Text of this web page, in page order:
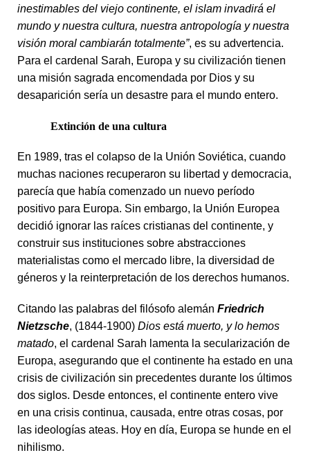
inestimables del viejo continente, el islam invadirá el
mundo y nuestra cultura, nuestra antropología y nuestra
visión moral cambiarán totalmente”, es su advertencia.
Para el cardenal Sarah, Europa y su civilización tienen
una misión sagrada encomendada por Dios y su
desaparición sería un desastre para el mundo entero.
Extinción de una cultura
En 1989, tras el colapso de la Unión Soviética, cuando
muchas naciones recuperaron su libertad y democracia,
parecía que había comenzado un nuevo período
positivo para Europa. Sin embargo, la Unión Europea
decidió ignorar las raíces cristianas del continente, y
construir sus instituciones sobre abstracciones
materialistas como el mercado libre, la diversidad de
géneros y la reinterpretación de los derechos humanos.
Citando las palabras del filósofo alemán Friedrich
Nietzsche, (1844-1900) Dios está muerto, y lo hemos
matado, el cardenal Sarah lamenta la secularización de
Europa, asegurando que el continente ha estado en una
crisis de civilización sin precedentes durante los últimos
dos siglos. Desde entonces, el continente entero vive
en una crisis continua, causada, entre otras cosas, por
las ideologías ateas. Hoy en día, Europa se hunde en el
nihilismo.